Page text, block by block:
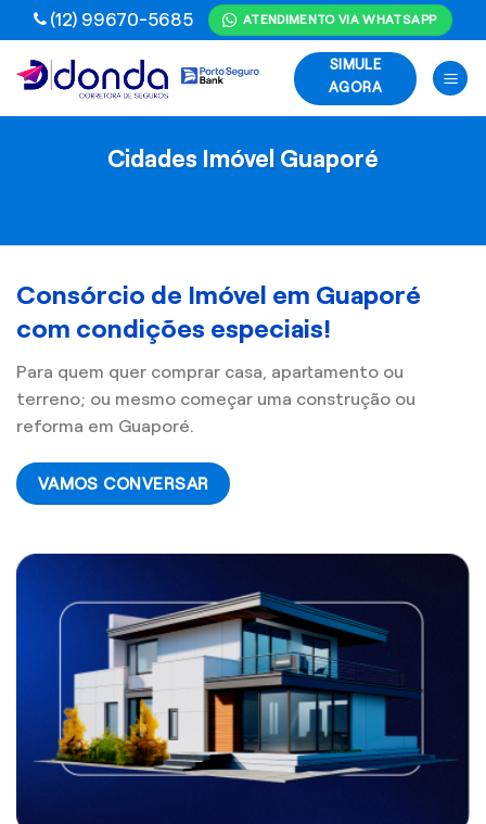
Skip
to
content
(12) 99670-5685 ATENDIMENTO VIA WHATSAPP
SIMULE
AGORA
Cidades Imóvel Guaporé
Consórcio de Imóvel em Guaporé
com condições especiais!
Para quem quer comprar casa, apartamento ou
terreno; ou mesmo começar uma construção ou
reforma em Guaporé.
VAMOS CONVERSAR